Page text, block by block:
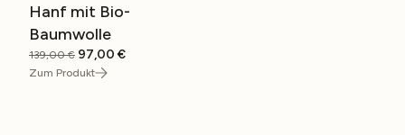
Hanf mit Bio-
Baumwolle
139,00€ Ursprünglicher
Preis
97,00 €Aktueller
Zum Produkt